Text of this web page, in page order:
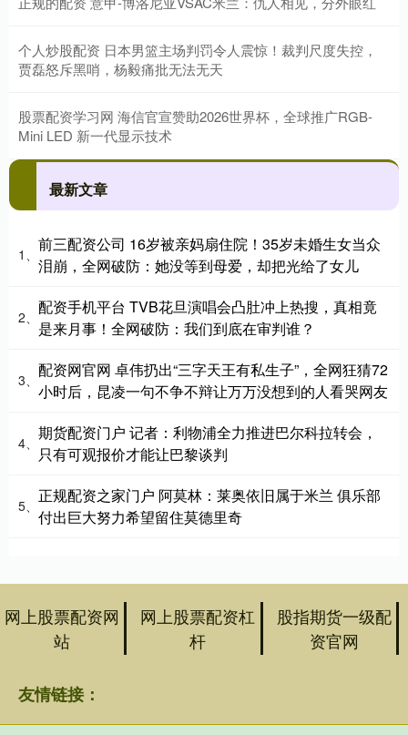
个人炒股配资 日本男篮主场判罚令人震惊！裁判尺度失控，
贾磊怒斥黑哨，杨毅痛批无法无天
股票配资学习网 海信官宣赞助2026世界杯，全球推广RGB-
Mini LED 新一代显示技术
最新文章
1、
前三配资公司 16岁被亲妈扇住院！35岁未婚生女当众
泪崩，全网破防：她没等到母爱，却把光给了女儿
2、
配资手机平台 TVB花旦演唱会凸肚冲上热搜，真相竟
是来月事！全网破防：我们到底在审判谁？
3、
配资网官网 卓伟扔出“三字天王有私生子”，全网狂猜72
小时后，昆凌一句不争不辩让万万没想到的人看哭网友
4、
期货配资门户 记者：利物浦全力推进巴尔科拉转会，
只有可观报价才能让巴黎谈判
5、
正规配资之家门户 阿莫林：莱奥依旧属于米兰 俱乐部
付出巨大努力希望留住莫德里奇
网上股票配资网
站
网上股票配资杠
杆
股指期货一级配
资官网
友情链接：